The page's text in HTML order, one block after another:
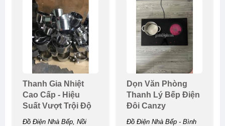
Thanh Gia Nhiệt
Cao Cấp - Hiệu
Suất Vượt Trội Độ
Bền Cao
Đồ Điện Nhà Bếp, Nồi
Dọn Văn Phòng
Thanh Lý Bếp Điện
Đôi Canzy
Đồ Điện Nhà Bếp - Bình